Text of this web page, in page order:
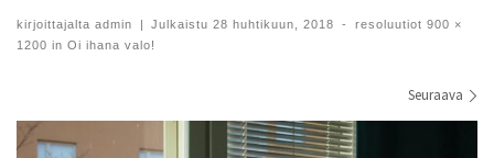
kirjoittajalta admin | Julkaistu28 huhtikuun, 2018 - resoluutiot 900 ×
1200 in Oi ihana valo!
Seuraava